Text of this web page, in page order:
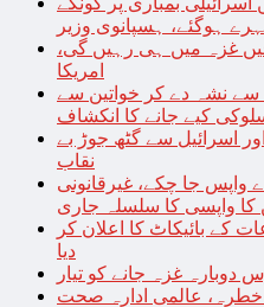
ہوگئے، ہسپانوی وزیر
غزہ میں ہی رہیں گی،
امریکا
نشہ دے کر خواتین سے
کیے جانے کا انکشاف
اسرائیل سے گٹھ جوڑ بے
نقاب
واپس جا چکے، غیرقانونی
کا واپسی کا سلسلہ جاری
کے بائیکاٹ کا اعلان کر
دیا
دوبارہ غزہ جانے کو تیار
خطرہ، عالمی ادارہ صحت